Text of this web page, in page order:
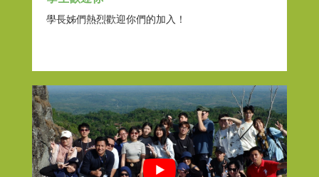
學長姊們熱烈歡迎你們的加入！